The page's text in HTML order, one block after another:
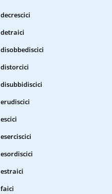
decrescici
detraici
disobbediscici
distorcici
disubbidiscici
erudiscici
escici
eserciscici
esordiscici
estraici
faici